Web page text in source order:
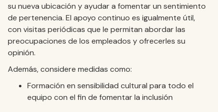
su nueva ubicación y ayudar a fomentar un sentimiento
de pertenencia. El apoyo continuo es igualmente útil,
con visitas periódicas que le permitan abordar las
preocupaciones de los empleados y ofrecerles su
opinión.
Además, considere medidas como:
Formación en sensibilidad cultural para todo el
equipo con el fin de fomentar la inclusión